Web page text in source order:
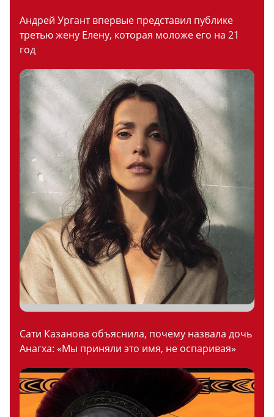
Андрей Ургант впервые представил публике
третью жену Елену, которая моложе его на 21
год
Сати Казанова объяснила, почему назвала дочь
Анагха: «Мы приняли это имя, не оспаривая»